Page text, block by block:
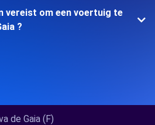
vereist om een voertuig te
?
de Gaia (F)